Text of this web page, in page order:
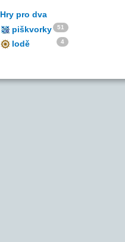
Hry pro dva
piškvorky
51
lodě 4